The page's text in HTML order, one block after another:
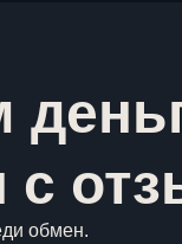
с
обмен.